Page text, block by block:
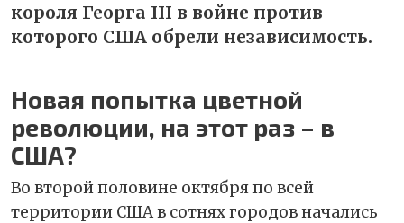
короля Георга III в войне против
которого США обрели независимость.
Новая попытка цветной
революции, на этот раз – в
США?
Во второй половине октября по всей
территории США в сотнях городов начались